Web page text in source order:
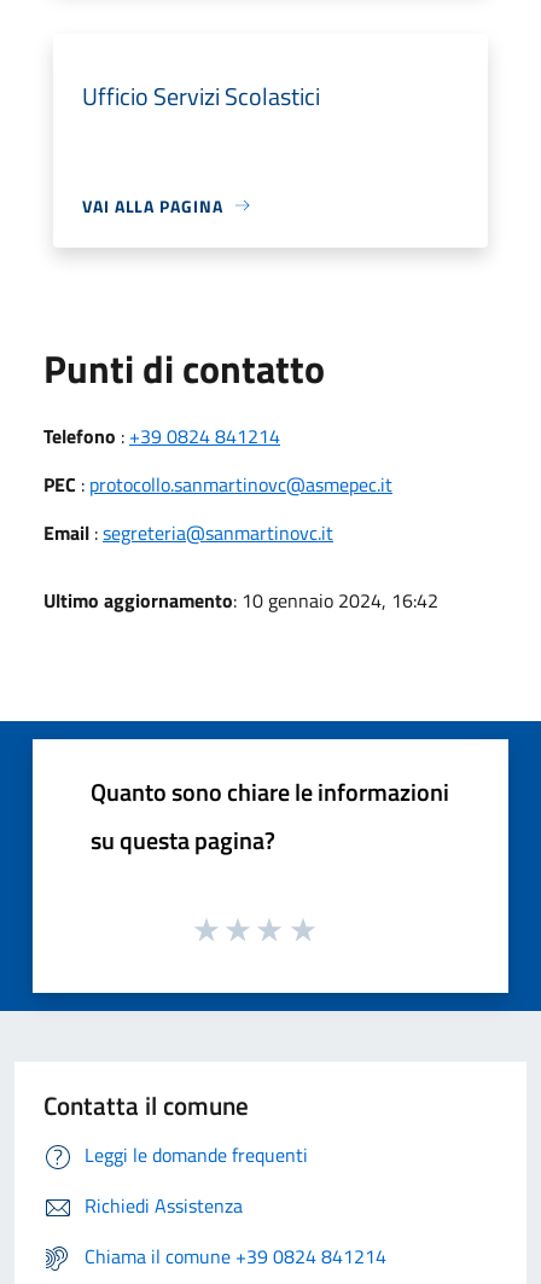
Ufficio Servizi Scolastici
VAI ALLA PAGINA
Punti di contatto
Telefono : +39 0824 841214
PEC : protocollo.sanmartinovc@asmepec.it
Email :segreteria@sanmartinovc.it
Ultimo aggiornamento: 10 gennaio 2024, 16:42
Quanto sono chiare le informazioni
su questa pagina?
Contatta il comune
Leggi le domande frequenti
Richiedi Assistenza
Chiama il comune +39 0824 841214